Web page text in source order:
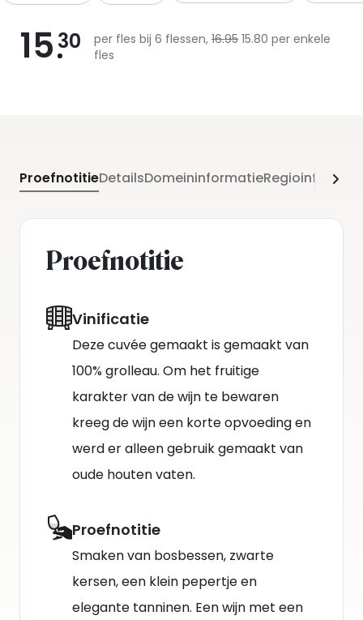
15 30 per fles bij 6 flessen, 16.95 15.80 per enkele
fles
ProefnotitieDetailsDomeininformatie
Proefnotitie
Vinificatie
Deze cuvée gemaakt is gemaakt van
100% grolleau. Om het fruitige
karakter van de wijn te bewaren
kreeg de wijn een korte opvoeding en
werd er alleen gebruik gemaakt van
oude houten vaten.
Proefnotitie
Smaken van bosbessen, zwarte
kersen, een klein pepertje en
elegante tanninen. Een wijn met een